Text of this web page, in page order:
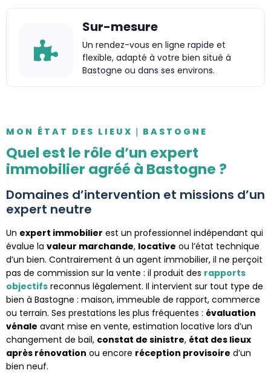
Sur-mesure
Un rendez-vous en ligne rapide et
flexible, adapté à votre bien situé à
Bastogne ou dans ses environs.
MON ÉTAT DES LIEUX｜BASTOGNE
Quel est le rôle d’un expert
immobilier agréé à Bastogne ?
Domaines d’intervention et missions d’un
expert neutre
Un expert immobilier est un professionnel indépendant qui
évalue la valeur marchande, locative ou l’état technique
d’un bien. Contrairement à un agent immobilier, il ne perçoit
pas de commission sur la vente : il produit des rapports
objectifs reconnus légalement. Il intervient sur tout type de
bien à Bastogne : maison, immeuble de rapport, commerce
ou terrain. Ses prestations les plus fréquentes : évaluation
vénale avant mise en vente, estimation locative lors d’un
changement de bail, constat de sinistre, état des lieux
après rénovation ou encore réception provisoire d’un
bien neuf.